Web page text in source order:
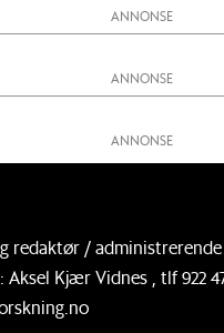
redaktør / administrerende
Kjær Vidnes , tlf 922